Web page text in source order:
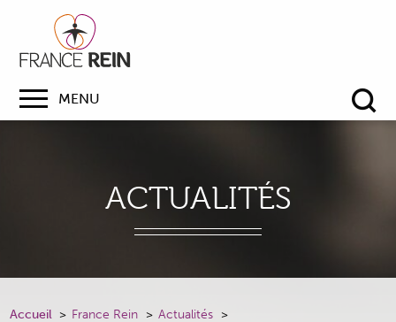
MENU
ACTUALITÉS
Accueil France Rein
Actualités